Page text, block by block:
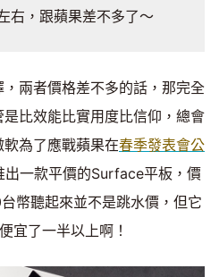
右，跟蘋果差不多了～
兩者價格差不多的話，那完全
比效能比實用度比信仰，總會
為了應戰蘋果在春季發表會公
出一款平價的Surface平板，價
幣聽起來並不是跳水價，但它
宜了一半以上啊！